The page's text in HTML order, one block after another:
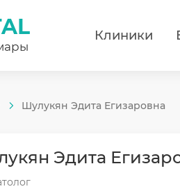
Клиники
Шулукян Эдита Егизаровна
Эдита